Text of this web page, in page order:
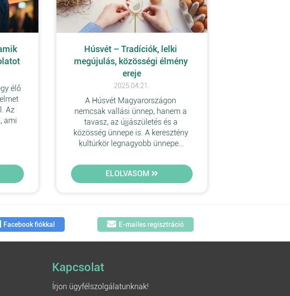
élő
Az
ami
Húsvét – Tradíciók, lelki
megújulás, közösségi élmény
ereje
2025.04.21.
A Húsvét Magyarországon
nemcsak vallási ünnep, hanem a
tavasz, az újjászületés és a
közösség ünnepe is. A keresztény
kultúrkör legnagyobb ünnepe...
ELOLVASOM
Facebook fiókkal E-mailes regisztráció
Kapcsolat
Írjon ügyfélszolgálatunknak!